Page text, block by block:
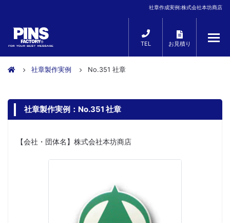
社章作成実例:株式会社本坊商店
TEL お見積り
社章製作実例 No.351 社章
社章製作実例：No.351 社章
【会社・団体名】株式会社本坊商店